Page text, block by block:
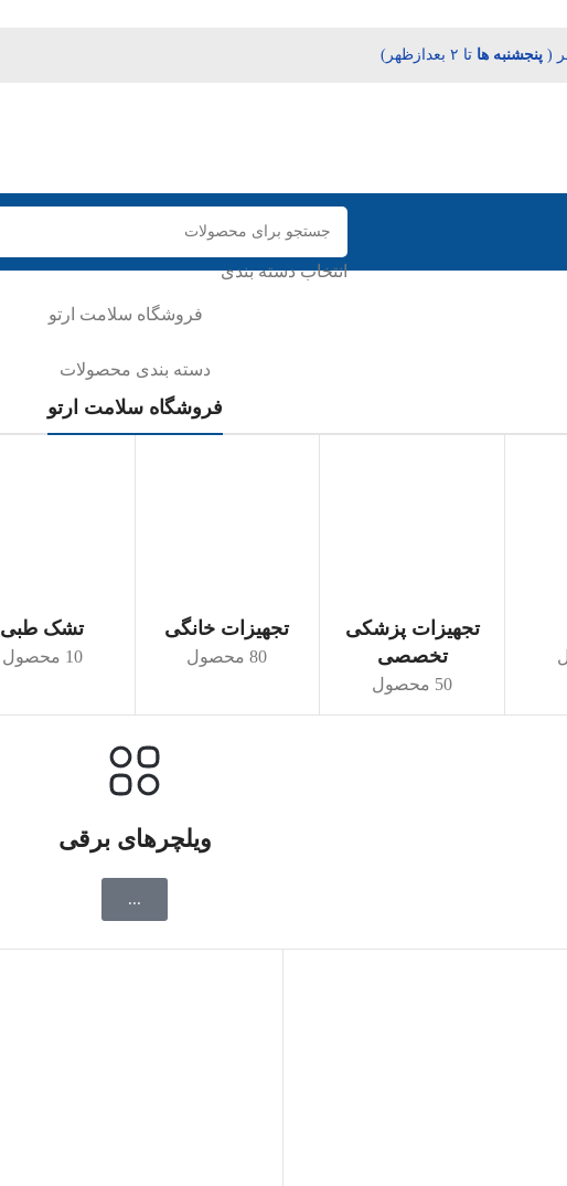
پنجشنبه‌ ها تا ۲ بعدازظهر)
انتخاب دسته بندی
دسته بندی محصولات
فروشگاه سلامت ارتو
تجهیزات پزشکی
تخصصی
50 محصول
تجهیزات خانگی
80 محصول
تشک طبی
10 محصول
ویلچرهای برقی
...